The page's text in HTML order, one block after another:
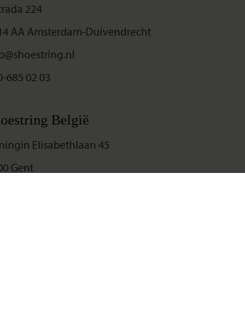
224
AA Amsterdam-Duivendrecht
685 02 03
België
Elisabethlaan 45
Gent